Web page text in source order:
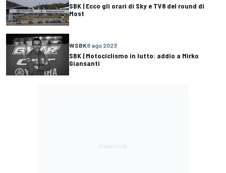
SBK | Ecco gli orari di Sky e TV8 del round di
Most
WSBK8 ago 2023
SBK | Motociclismo in lutto: addio a Mirko
Giansanti